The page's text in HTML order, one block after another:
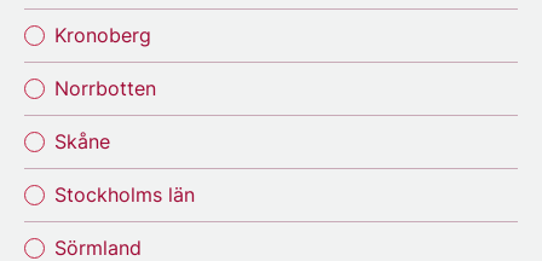
Kronoberg
Norrbotten
Skåne
Stockholms län
Sörmland